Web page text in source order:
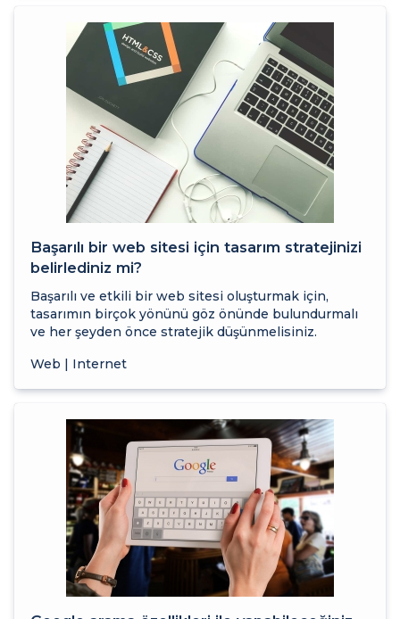
Başarılı bir web sitesi için tasarım stratejinizi
belirlediniz mi?
Başarılı ve etkili bir web sitesi oluşturmak için,
tasarımın birçok yönünü göz önünde bulundurmalı
ve her şeyden önce stratejik düşünmelisiniz.
Web | Internet